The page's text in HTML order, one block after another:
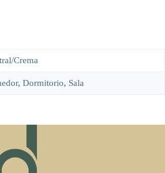
Crema
, Dormitorio, Sala